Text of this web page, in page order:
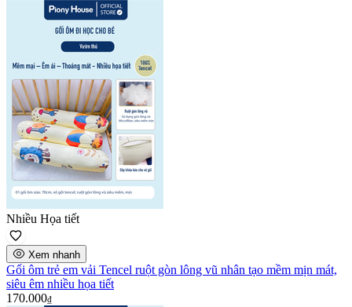
Nhiều Họa tiết
Xem nhanh
Gối ôm trẻ em vải Tencel ruột gòn lông vũ nhân tạo mềm mịn mát,
siêu êm nhiều họa tiết
170.000₫